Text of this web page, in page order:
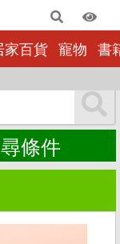
家百貨 寵物 書
條件